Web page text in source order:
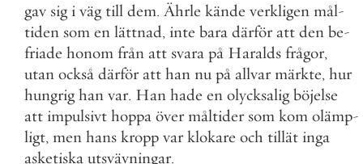
gav sig i väg till dem. Ährle kände verkligen mål-
tiden som en lättnad, inte bara därför att den be-
friade honom från att svara på Haralds frågor,
utan också därför att han nu på allvar märkte, hur
hungrig han var. Han hade en olycksalig böjelse
att impulsivt hoppa över måltider som kom olämp-
ligt, men hans kropp var klokare och tillät inga
asketiska utsvävningar.